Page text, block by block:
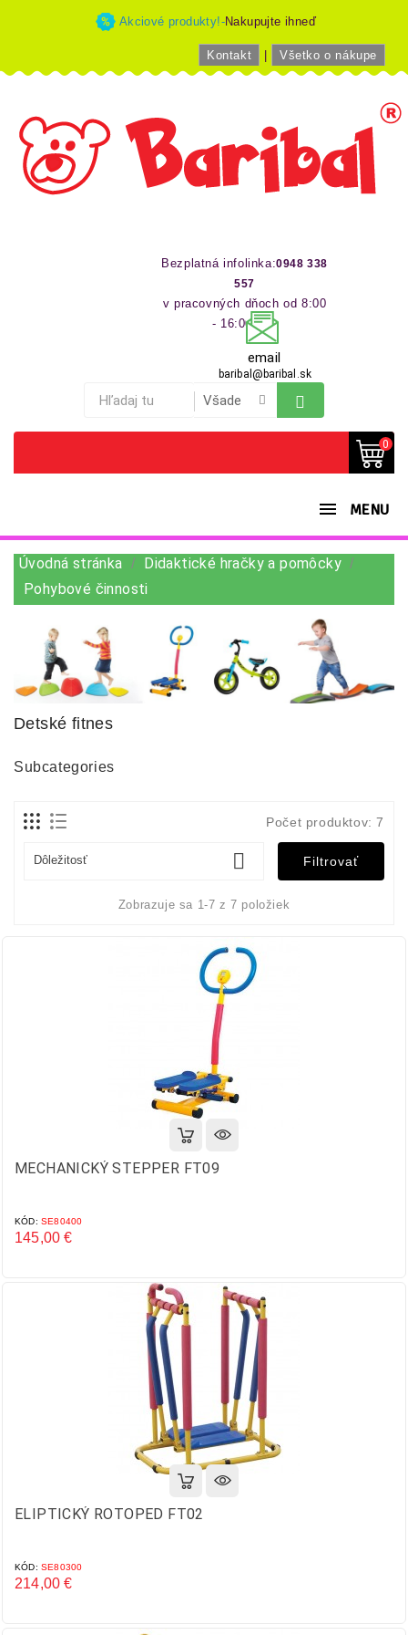
Akciové produkty!-Nakupujte ihneď
Kontakt Všetko o nákupe
Bezplatná infolinka:0948 338
557
v pracovných dňoch od 8:00
- 16:00 hod
email
baribal@baribal.sk
0
MENU
Úvodná stránka
Didaktické hračky a pomôcky
Pohybové činnosti
Detské fitnes
Subcategories
Počet produktov: 7
Dôležitosť  Filtrovať
Zobrazuje sa 1-7 z 7 položiek
MECHANICKÝ STEPPER FT09
KÓD: SE80400
145,00 €
ELIPTICKÝ ROTOPED FT02
KÓD: SE80300
214,00 €